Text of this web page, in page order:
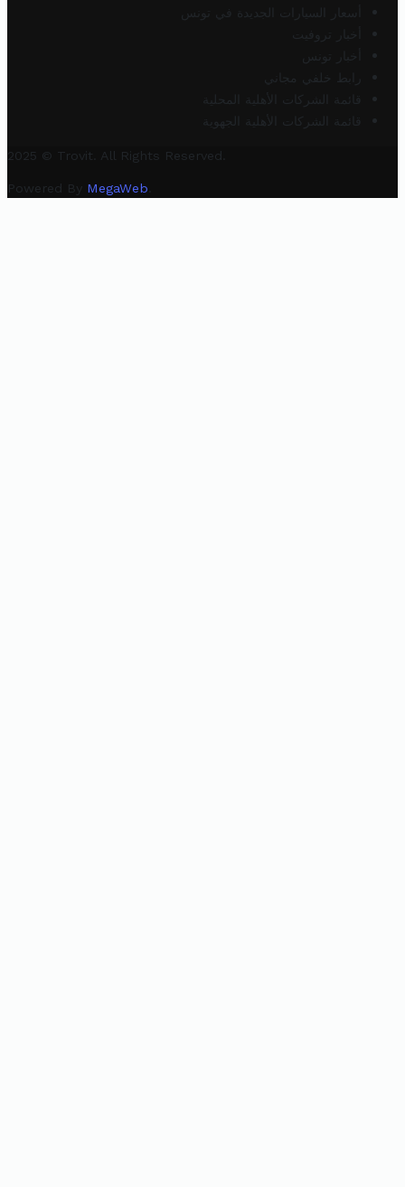
أسعار السيارات الجديدة في تونس
أخبار تروفيت
أخبار تونس
رابط خلفي مجاني
قائمة الشركات الأهلية المحلية
قائمة الشركات الأهلية الجهوية
2025 © Trovit. All Rights Reserved.
Powered By MegaWeb